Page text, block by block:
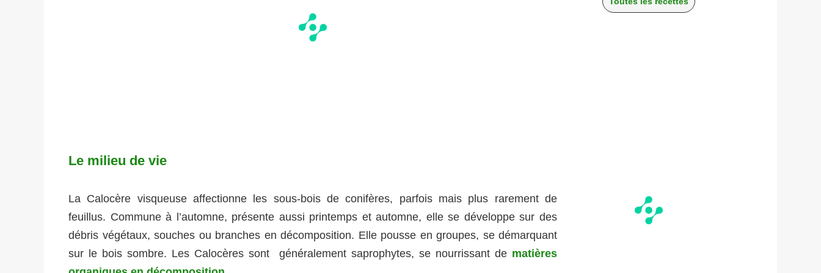
Le milieu de vie
La Calocère visqueuse affectionne les sous-bois de conifères, parfois mais plus rarement de
feuillus. Commune à l’automne, présente aussi printemps et automne, elle se développe sur des
débris végétaux, souches ou branches en décomposition. Elle pousse en groupes, se démarquant
sur le bois sombre. Les Calocères sont généralement saprophytes, se nourrissant de matières